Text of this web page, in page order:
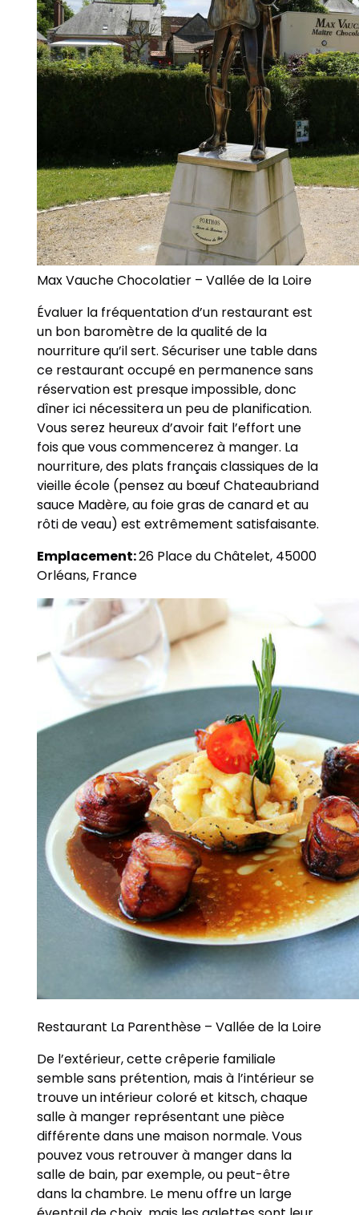
Max Vauche Chocolatier – Vallée de la Loire
Évaluer la fréquentation d’un restaurant est
un bon baromètre de la qualité de la
nourriture qu’il sert. Sécuriser une table dans
ce restaurant occupé en permanence sans
réservation est presque impossible, donc
dîner ici nécessitera un peu de planification.
Vous serez heureux d’avoir fait l’effort une
fois que vous commencerez à manger. La
nourriture, des plats français classiques de la
vieille école (pensez au bœuf Chateaubriand
sauce Madère, au foie gras de canard et au
rôti de veau) est extrêmement satisfaisante.
Emplacement:26 Place du Châtelet, 45000
Orléans, France
Restaurant La Parenthèse – Vallée de la Loire
De l’extérieur, cette crêperie familiale
semble sans prétention, mais à l’intérieur se
trouve un intérieur coloré et kitsch, chaque
salle à manger représentant une pièce
différente dans une maison normale. Vous
pouvez vous retrouver à manger dans la
salle de bain, par exemple, ou peut-être
dans la chambre. Le menu offre un large